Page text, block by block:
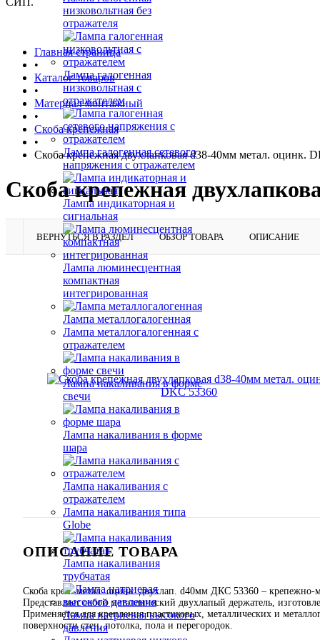
низковольтная без
отражателя
Лампа галогенная
низковольтная с
отражателем
Лампа галогенная сетевого
напряжения с отражателем
Лампа индикаторная и
сигнальная
Лампа люминесцентная
компактная
интегрированная
Лампа металлогалогенная
Лампа металлогалогенная с
отражателем
Лампа накаливания в форме
свечи
Лампа накаливания в форме
шара
Лампа накаливания с
отражателем
Лампа накаливания типа
Globe
Лампа накаливания
трубчатая
Лампа натриевая высокого
давления
Главная страница
•
Каталог товаров
•
Материал монтажный
•
Скоба крепежная
•
Скоба крепежная двухлапковая d38-40мм метал. оцинк.
Скоба крепежная
ВЕРНУТЬСЯ В РАЗДЕЛ ОБЗОР ТОВАРА ОПИСАНИЕ
ОПИСАНИЕ ТОВАРА
Скоба креп. метал. оцинк. двухлап. d40мм ДКС 53360 – крепежно-
Представляет собой металлический двухлапый держатель,
Применяется для крепления пластиковых, металлических и
поверхности стен, потолка, пола и перегородок.